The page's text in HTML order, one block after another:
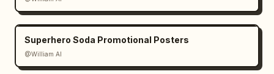
Superhero Soda Promotional Posters
@William AI